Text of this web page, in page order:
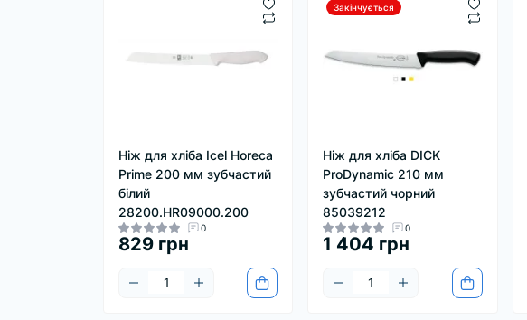
Ніж для хліба Icel Horeca
Prime 200 мм зубчастий
білий
28200.HR09000.200
0
829 грн
Закінчується
Ніж для хліба DICK
ProDynamic 210 мм
зубчастий чорний
85039212
0
1 404 грн